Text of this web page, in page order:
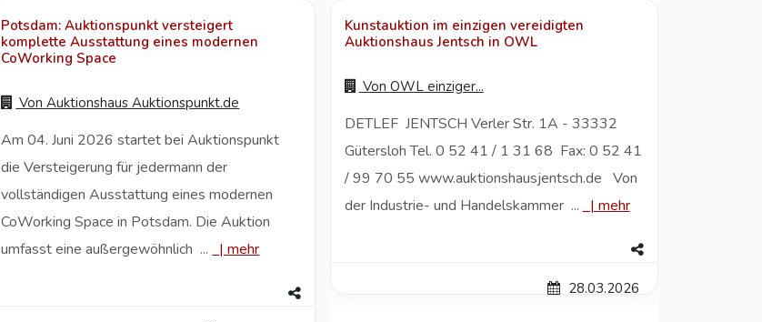
Potsdam: Auktionspunkt versteigert
komplette Ausstattung eines modernen
CoWorking Space
VonAuktionshaus Auktionspunkt.de
Am 04. Juni 2026 startet bei Auktionspunkt
die Versteigerung für jedermann der
vollständigen Ausstattung eines modernen
CoWorking Space in Potsdam. Die Auktion
umfasst eine außergewöhnlich ...
|mehr
Kunstauktion im einzigen vereidigten
Auktionshaus Jentsch in OWL
Von OWL einziger...
DETLEF JENTSCH Verler Str. 1A - 33332
Gütersloh Tel. 0 52 41 / 1 31 68 Fax: 0 52 41
/ 99 70 55 www.auktionshausjentsch.de Von
der Industrie- und Handelskammer ...
| mehr
28.03.2026